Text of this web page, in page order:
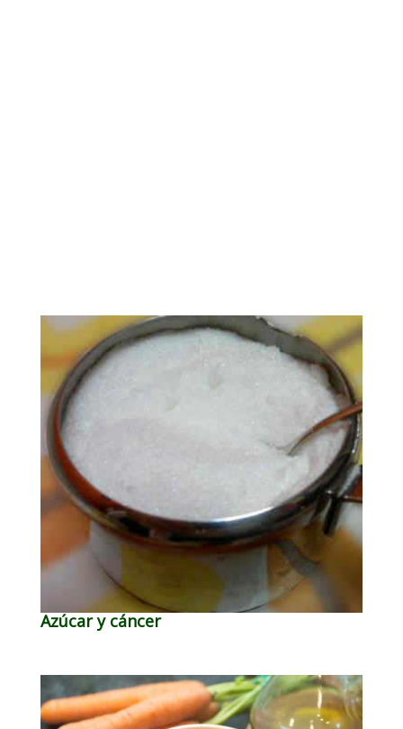
Azúcar y cáncer